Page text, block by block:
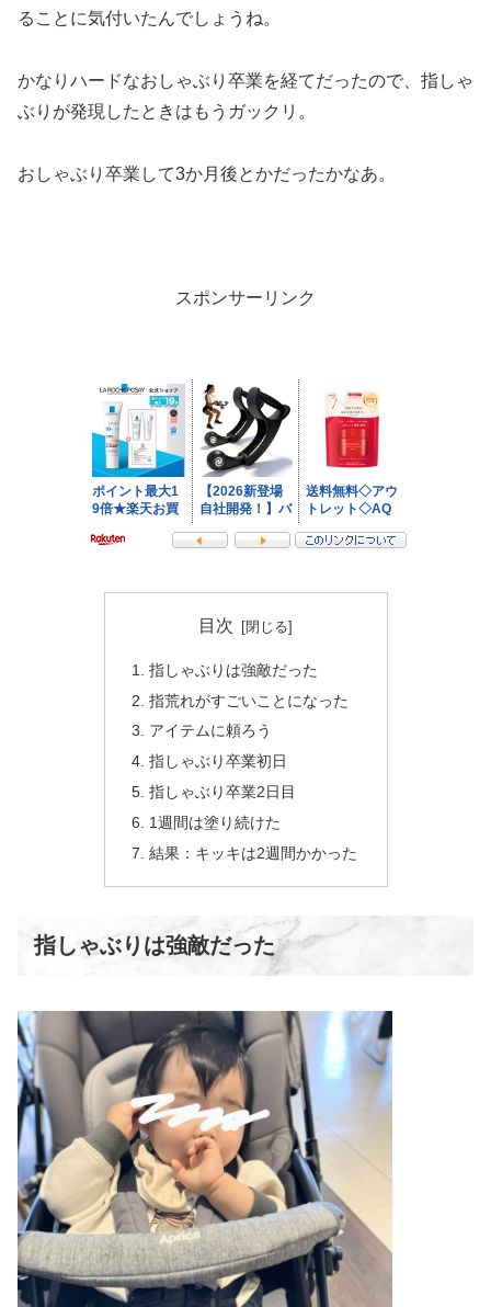
ることに気付いたんでしょうね。
かなりハードなおしゃぶり卒業を経てだったので、指しゃ
ぶりが発現したときはもうガックリ。
おしゃぶり卒業して3か月後とかだったかなあ。
スポンサーリンク
目次
指しゃぶりは強敵だった
指荒れがすごいことになった
アイテムに頼ろう
指しゃぶり卒業初日
指しゃぶり卒業2日目
1週間は塗り続けた
結果：キッキは2週間かかった
指しゃぶりは強敵だった